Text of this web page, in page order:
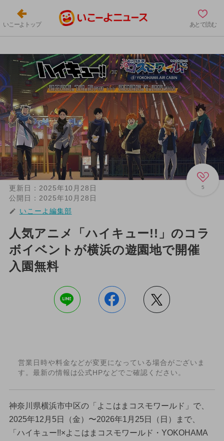
いこーよトップ あとで読む
5
更新日： 2025年10月28日
公開日： 2025年10月28日
いこーよ編集部
人気アニメ「ハイキュー!!」のコラ
ボイベントが横浜の遊園地で開催
入園無料
営業日時や料金などが変更になっている場合がございま
す。最新の情報は公式HPなどでご確認ください。
神奈川県横浜市中区の「よこはまコスモワールド」で、
2025年12月5日（金）〜2026年1月25日（日）まで、
「ハイキュー!!×よこはまコスモワールド・YOKOHAMA